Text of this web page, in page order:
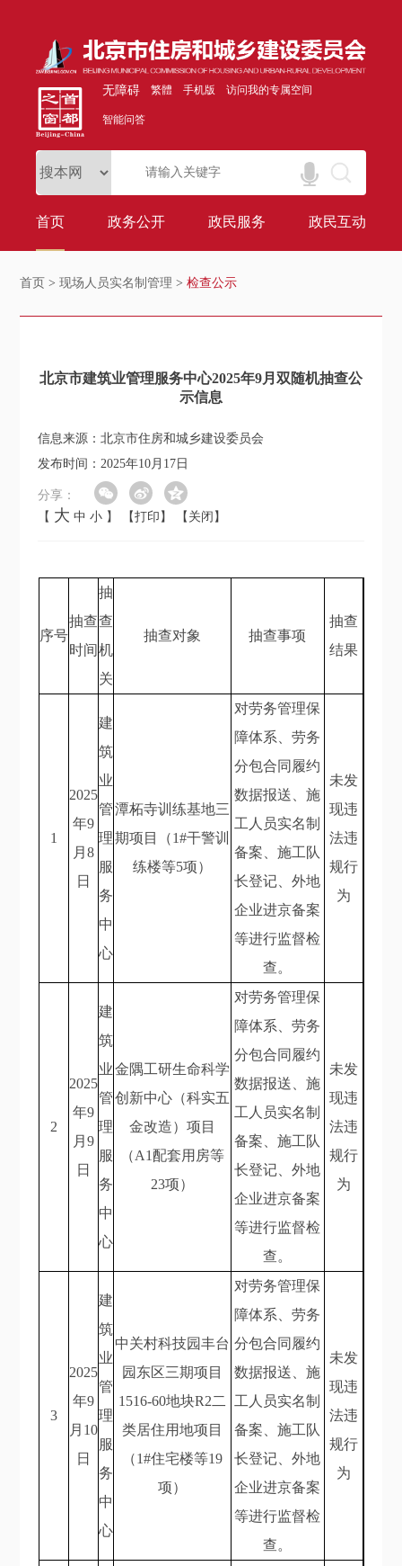
无障碍 繁體 手机版 访问我的专属空间
智能问答
首页 政务公开 政民服务 政民互动
首页 >现场人员实名制管理 >检查公示
北京市建筑业管理服务中心2025年9月双随机抽查公
示信息
信息来源：北京市住房和城乡建设委员会
发布时间：2025年10月17日
分享：
【 大 中 小 】 【打印】 【关闭】
序号
抽查
时间
抽
查
机
关
抽查对象 抽查事项
抽查
结果
1
2025
年9
月8
日
建
筑
业
管
理
服
务
中
心
潭柘寺训练基地三
期项目（1#干警训
练楼等5项）
对劳务管理保
障体系、劳务
分包合同履约
数据报送、施
工人员实名制
备案、施工队
长登记、外地
企业进京备案
等进行监督检
查。
未发
现违
法违
规行
为
2
2025
年9
月9
日
建
筑
业
管
理
服
务
中
心
金隅工研生命科学
创新中心（科实五
金改造）项目
（A1配套用房等
23项）
对劳务管理保
障体系、劳务
分包合同履约
数据报送、施
工人员实名制
备案、施工队
长登记、外地
企业进京备案
等进行监督检
查。
未发
现违
法违
规行
为
3
2025
年9
月10
日
建
筑
业
管
理
服
务
中
心
中关村科技园丰台
园东区三期项目
1516-60地块R2二
类居住用地项目
（1#住宅楼等19
项）
对劳务管理保
障体系、劳务
分包合同履约
数据报送、施
工人员实名制
备案、施工队
长登记、外地
企业进京备案
等进行监督检
查。
未发
现违
法违
规行
为